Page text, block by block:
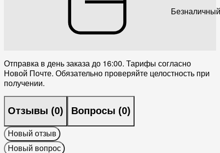
Отправка в день заказа до 16:00. Тарифы согласно
Новой Почте. Обязательно проверяйте целостность при
получении.
Отзывы (0) Вопросы (0)
Новый отзыв
Новый вопрос